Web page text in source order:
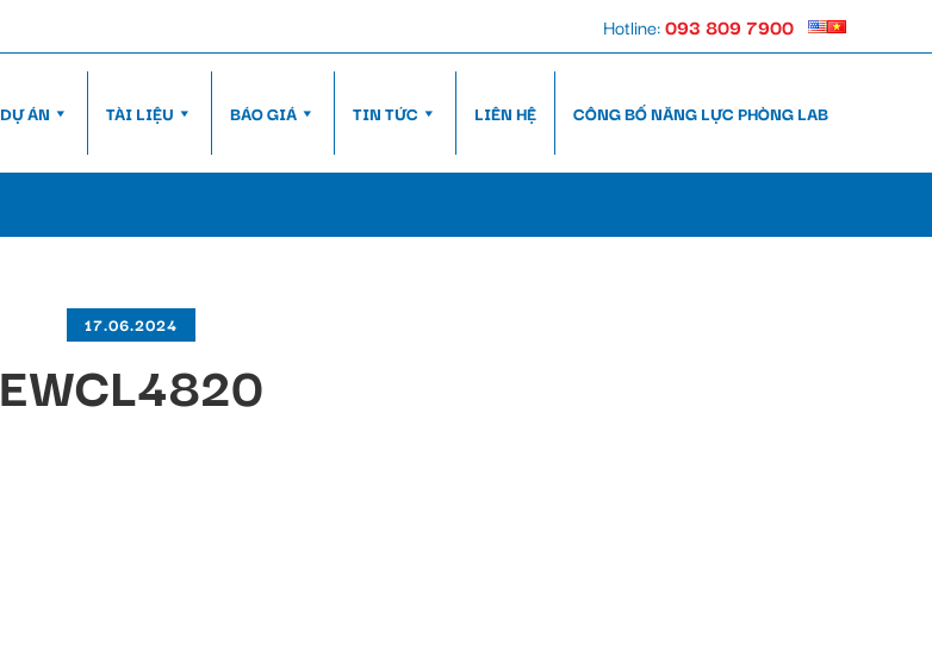
Hotline:093 809 7900
DỰ ÁN TÀI LIỆU BÁO GIÁ TIN TỨC LIÊN HỆ CÔNG BỐ NĂNG LỰC PHÒNG LAB
17.06.2024
EWCL4820